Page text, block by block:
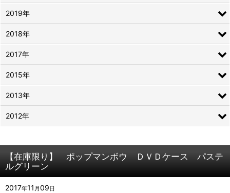
【在庫限り】 ポップマンボウ ＤＶＤケース パステ
ルグリーン
2017年11 月 09 日
2019年
2018年
2017年
2015年
2013年
2012年